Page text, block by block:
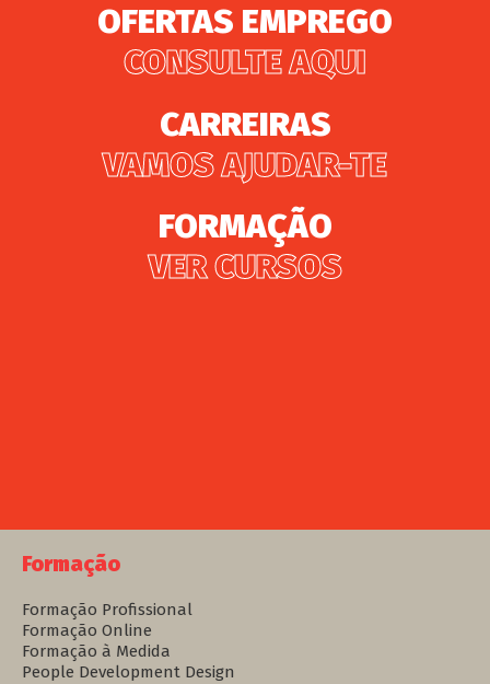
OFERTAS EMPREGO
CONSULTE AQUI
CARREIRAS
VAMOS AJUDAR-TE
FORMAÇÃO
VER CURSOS
Formação
Formação Profissional
Formação Online
Formação à Medida
People Development Design